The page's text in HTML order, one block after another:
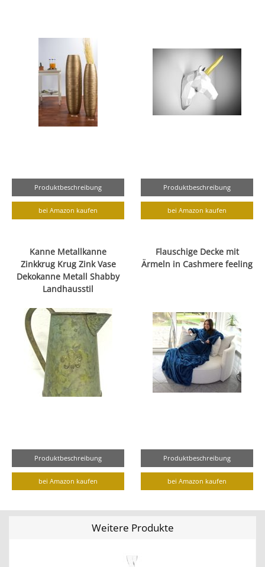
Produktbeschreibung
bei Amazon kaufen
Produktbeschreibung
bei Amazon kaufen
Kanne Metallkanne
Zinkkrug Krug Zink Vase
Dekokanne Metall Shabby
Landhausstil
Produktbeschreibung
bei Amazon kaufen
Flauschige Decke mit
Ärmeln in Cashmere feeling
Produktbeschreibung
bei Amazon kaufen
Weitere Produkte